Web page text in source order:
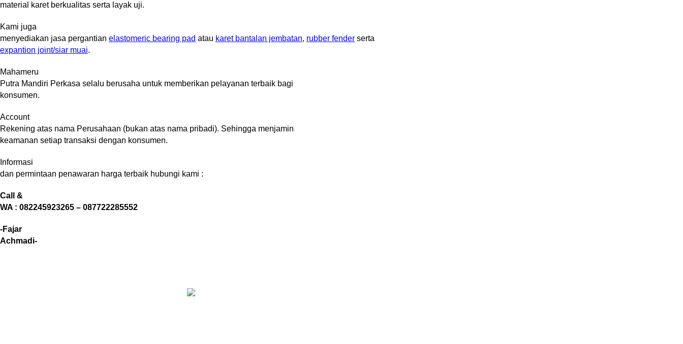
material karet berkualitas serta layak uji.
Kami juga
menyediakan jasa pergantian elastomeric bearing pad atau karet bantalan jembatan, rubber fender serta
expantion joint/siar muai.
Mahameru
Putra Mandiri Perkasa selalu berusaha untuk memberikan pelayanan terbaik bagi
konsumen.
Account
Rekening atas nama Perusahaan (bukan atas nama pribadi). Sehingga menjamin
keamanan setiap transaksi dengan konsumen.
Informasi
dan permintaan penawaran harga terbaik hubungi kami :
Call &
WA : 082245923265 – 087722285552
-Fajar
Achmadi-